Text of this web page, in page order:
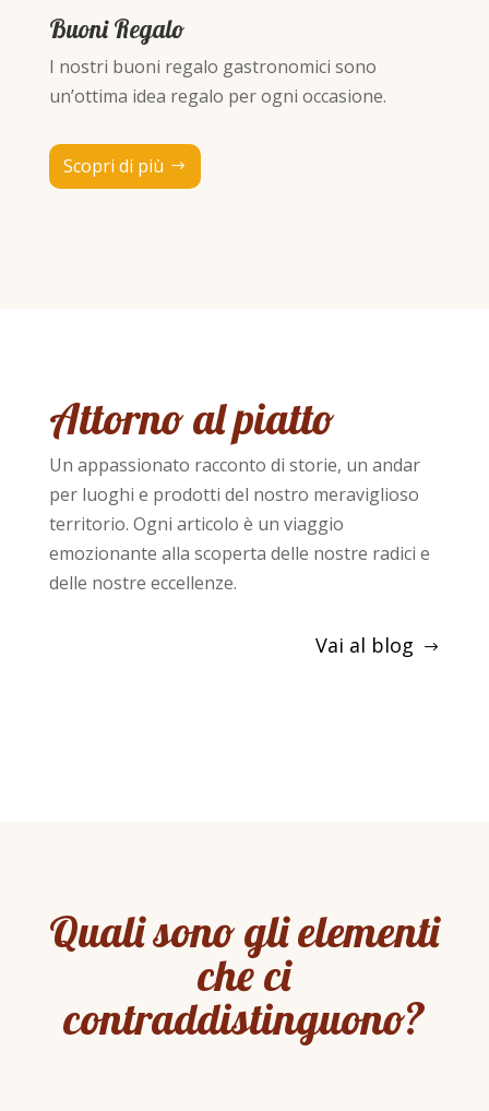
Buoni Regalo
I nostri buoni regalo gastronomici sono
un’ottima idea regalo per ogni occasione.
Scopri di più
Attorno al piatto
Un appassionato racconto di storie, un andar
per luoghi e prodotti del nostro meraviglioso
territorio. Ogni articolo è un viaggio
emozionante alla scoperta delle nostre radici e
delle nostre eccellenze.
Vai al blog
Quali sono gli elementi
che ci
contraddistinguono?